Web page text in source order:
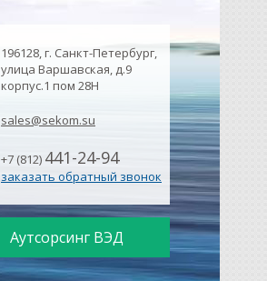
196128, г. Санкт-Петербург,
улица Варшавская, д.9
корпус.1 пом 28Н
sales@sekom.su
+7 (812) 441-24-94
заказать обратный звонок
Аутсорсинг ВЭД